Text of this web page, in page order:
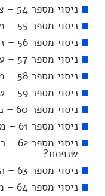
ניסוי מספר 54 – צינור הקסם
ניסוי מספר 55 – מול של סוכריות
ניסוי מספר 56 – זיהוי חומרים
ניסוי מספר 57 – על מים וממסים אחרים
ניסוי מספר 58 – מיצים של פירות הדר
ניסוי מספר 59 – טושי קסם
ניסוי מספר 60 – נוסחת הידראט II
ניסוי מספר 61 – מפגש בין נוזלים
שנפתח?
ניסוי מספר 63 – ה-X הנעלם
ניסוי מספר 64 – מציאת ערך קלורי של בוטנים